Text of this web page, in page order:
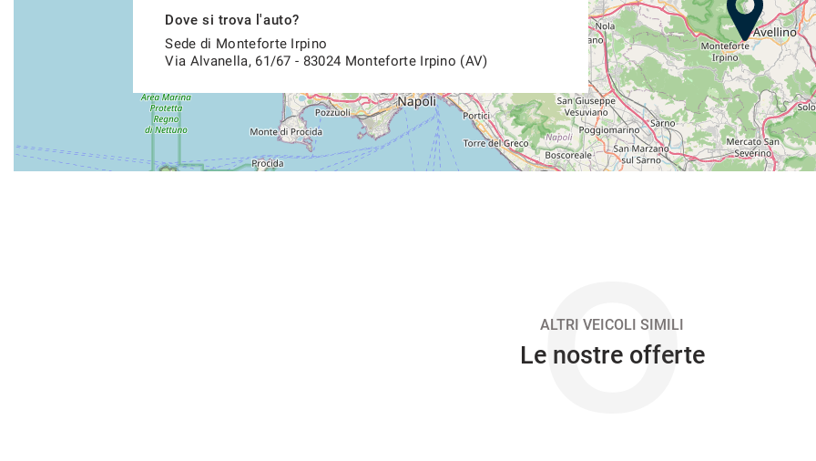
Dove si trova l'auto?
Sede di Monteforte Irpino
Via Alvanella, 61/67 - 83024 Monteforte Irpino (AV)
O
ALTRI VEICOLI SIMILI
Le nostre offerte